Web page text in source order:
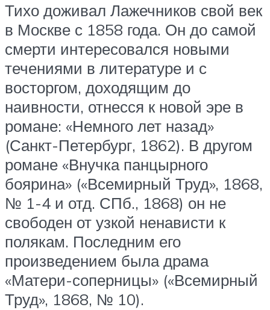
Тихо доживал Лажечников свой век
в Москве с 1858 года. Он до самой
смерти интересовался новыми
течениями в литературе и с
восторгом, доходящим до
наивности, отнесся к новой эре в
романе: «Немного лет назад»
(Санкт-Петербург, 1862). В другом
романе «Внучка панцырного
боярина» («Всемирный Труд», 1868,
№ 1-4 и отд. СПб., 1868) он не
свободен от узкой ненависти к
полякам. Последним его
произведением была драма
«Матери-соперницы» («Всемирный
Труд», 1868, № 10).